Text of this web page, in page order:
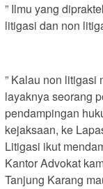
” Ilmu yang
litigasi dan non
” Kalau non litigasi
layaknya seorang
pendampingan
kejaksaan, ke
Litigasi ikut
Kantor Advokat
Tanjung Karang